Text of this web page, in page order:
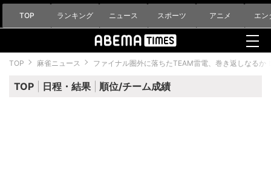
TOP ランキング ニュース スポーツ アニメ エン
TOP 麻雀ニュース ファイナル圏外に落ちたTEAM雷電、巻き返しなるか
TOP 日程・結果 順位/チーム成績